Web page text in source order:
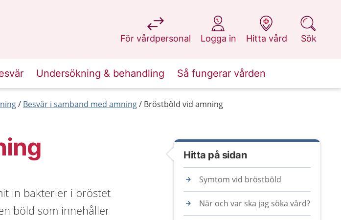
För vårdpersonal
på 1177.se
Logga in
på 1177.se
Hitta vård
på 1177.se
Sök
på 1177.se
Undersökning & behandling Så fungerar vården
Besvär i samband med amning Bröstböld vid amning
in bakterier i bröstet
böld som innehåller
Hitta på sidan
Symtom vid bröstböld
När och var ska jag söka vård?